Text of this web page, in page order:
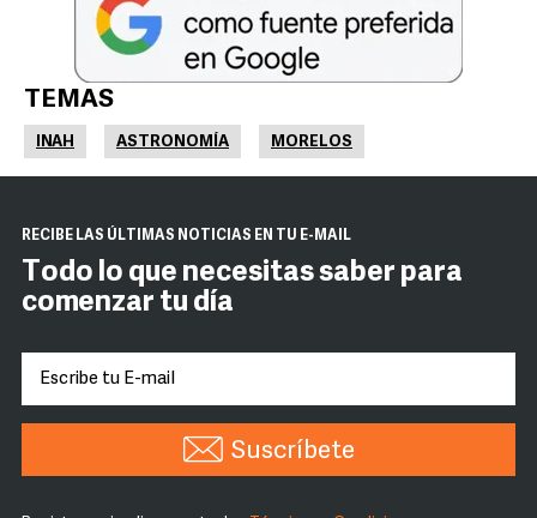
TEMAS
INAH ASTRONOMÍA MORELOS
RECIBE LAS ÚLTIMAS NOTICIAS EN TU E-MAIL
Todo lo que necesitas saber para
comenzar tu día
Suscríbete